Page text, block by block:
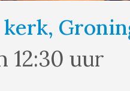
12:30 uur